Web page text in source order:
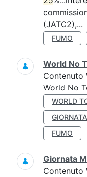
(JATC2),...
FUMO
World No
Contenuto
World No
WORLD
FUMO
Giornata
Contenuto